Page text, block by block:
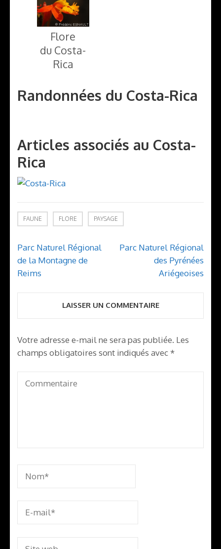
Flore
du Costa-
Rica
Randonnées du Costa-Rica
Articles associés au Costa-
Rica
FAUNE FLORE PAYSAGE
Navigation
de
l’article
Parc Naturel Régional
de la Montagne de
Reims
Parc Naturel Régional
des Pyrénées
Ariégeoises
LAISSER UN COMMENTAIRE
Votre adresse e-mail ne sera pas publiée. Les
champs obligatoires sont indiqués avec *